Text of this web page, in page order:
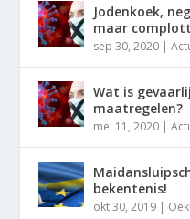
Jodenkoek,
maar
sep 30, 2020 |
Wat is
maatregelen?
mei 11, 2020 |
bekentenis!
okt 30, 2019 |